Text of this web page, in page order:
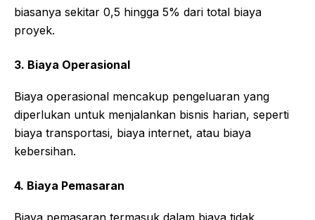
biasanya sekitar 0,5 hingga 5% dari total biaya
proyek.
3. Biaya Operasional
Biaya operasional mencakup pengeluaran yang
diperlukan untuk menjalankan bisnis harian, seperti
biaya transportasi, biaya internet, atau biaya
kebersihan.
4. Biaya Pemasaran
Biaya pemasaran termasuk dalam biaya tidak